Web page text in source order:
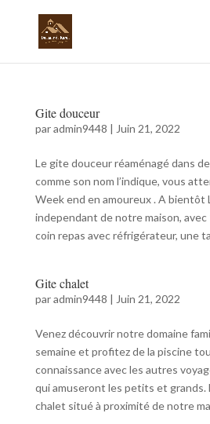
Gite douceur
paradmin9448 | Juin 21, 2022
Le gite douceur réaménagé dans
comme son nom l’indique, vous
Week end en amoureux . A bientôt
independant de notre maison, avec
coin repas avec réfrigérateur, une
Gite chalet
paradmin9448 | Juin 21, 2022
Venez découvrir notre domaine
semaine et profitez de la piscine
connaissance avec les autres
qui amuseront les petits et grands.
chalet situé à proximité de notre